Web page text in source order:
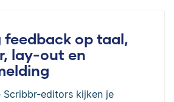
op taal,
lay-out en
Scribbr-editors kijken je